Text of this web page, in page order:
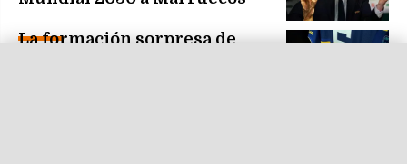
La formación sorpresa de